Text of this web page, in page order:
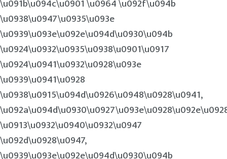
\u091b\u094c\u0901 \u0964 \u092f\u094b
\u0938\u0947\u0935\u093e
\u0939\u093e\u092e\u094d\u0930\u094b
\u0924\u0932\u0935\u0938\u0901\u0917
\u0924\u0941\u0932\u0928\u093e
\u0939\u0941\u0928
\u0938\u0915\u094d\u0926\u0948\u0928\u0941,
\u0913\u0932\u0940\u0932\u0947
\u092d\u0928\u0947,
\u0939\u093e\u092e\u094d\u0930\u094b